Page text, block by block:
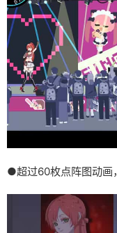
●超过60枚点阵图动画